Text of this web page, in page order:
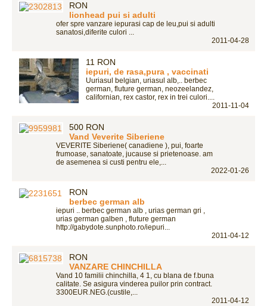
RON
lionhead pui si adulti
ofer spre vanzare iepurasi cap de leu,pui si adulti
sanatosi,diferite culori ...
2011-04-28
11 RON
iepuri, de rasa,pura , vaccinati
Uuriasul belgian, uriasul alb,.. berbec
german, fluture german, neozeelandez,
californian, rex castor, rex in trei culori....
2011-11-04
500 RON
Vand Veverite Siberiene
VEVERITE Siberiene( canadiene ), pui, foarte
frumoase, sanatoate, jucause si prietenoase. am
de asemenea si custi pentru ele,...
2022-01-26
RON
berbec german alb
iepuri .. berbec german alb , urias german gri ,
urias german galben , fluture german
http://gabydote.sunphoto.ro/iepuri...
2011-04-12
RON
VANZARE CHINCHILLA
Vand 10 familii chinchilla, 4 1, cu blana de f.buna
calitate. Se asigura vinderea puilor prin contract.
3300EUR.NEG.(custile,...
2011-04-12